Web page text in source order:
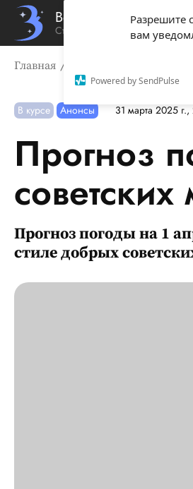
Разрешите
вам
Powered by SendPulse
Вечерний
Стиль жизни твоего города
Главная Прогноз
В курсе Анонсы 31 марта 2025
Прогноз
Прогноз погоды на 1
стиле добрых